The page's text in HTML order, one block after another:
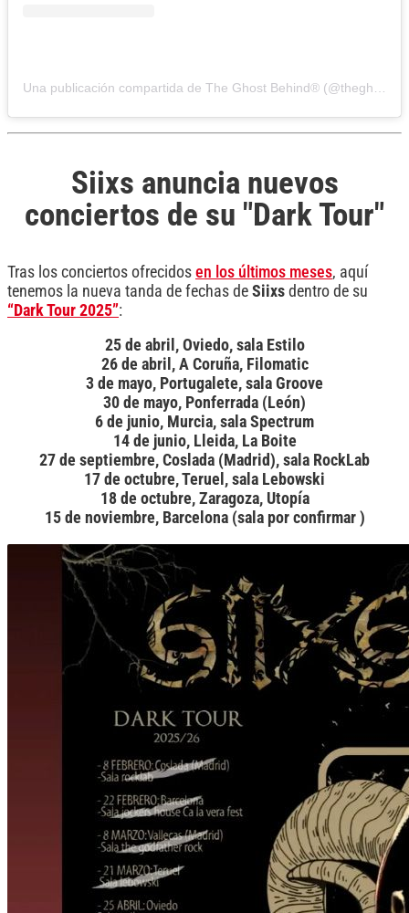
Siixs anuncia nuevos
conciertos de su "Dark Tour"
Tras los conciertos ofrecidos en los últimos meses, aquí
tenemos la nueva tanda de fechas de Siixs dentro de su
“Dark Tour 2025”:
25 de abril, Oviedo, sala Estilo
26 de abril, A Coruña, Filomatic
3 de mayo, Portugalete, sala Groove
30 de mayo, Ponferrada (León)
6 de junio, Murcia, sala Spectrum
14 de junio, Lleida, La Boite
27 de septiembre, Coslada (Madrid), sala RockLab
17 de octubre, Teruel, sala Lebowski
18 de octubre, Zaragoza, Utopía
15 de noviembre, Barcelona (sala por confirmar )